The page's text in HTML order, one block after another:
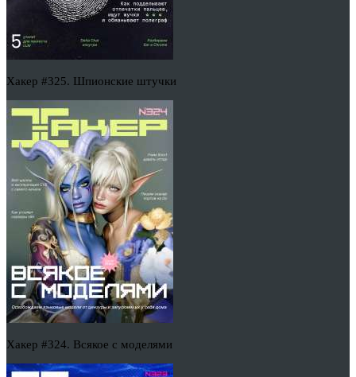
Хакер #325. Шпионские штучки
Хакер #324. Всякое с моделями